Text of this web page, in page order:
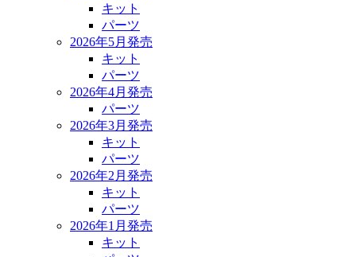
キット
パーツ
2026年5月発売
キット
パーツ
2026年4月発売
パーツ
2026年3月発売
キット
パーツ
2026年2月発売
キット
パーツ
2026年1月発売
キット